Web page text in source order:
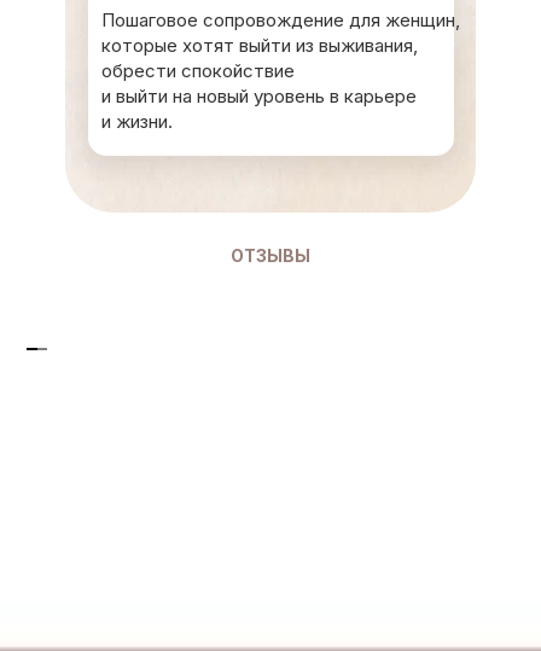
Пошаговое сопровождение для женщин,
которые хотят выйти из выживания,
обрести спокойствие
и выйти на новый уровень в карьере
и жизни.
ОТЗЫВЫ